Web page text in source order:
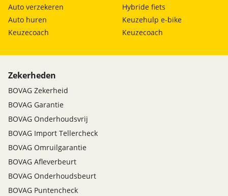
Auto verzekeren
Auto huren
Keuzecoach
Hybride fiets
Keuzehulp e-bike
Keuzecoach
Zekerheden
BOVAG Zekerheid
BOVAG Garantie
BOVAG Onderhoudsvrij
BOVAG Import Tellercheck
BOVAG Omruilgarantie
BOVAG Afleverbeurt
BOVAG Onderhoudsbeurt
BOVAG Puntencheck